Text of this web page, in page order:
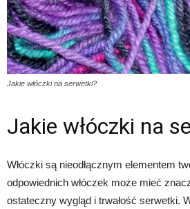
Jakie włóczki na serwetki?
Jakie włóczki na
Włóczki są nieodłącznym elementem
odpowiednich włóczek może mieć
ostateczny wygląd i trwałość serwetki.